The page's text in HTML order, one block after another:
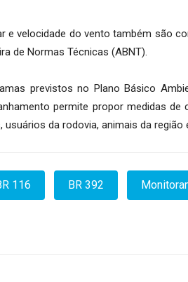
velocidade do vento também são
de Normas Técnicas (ABNT).
previstos no Plano Básico
permite propor medidas
da rodovia, animais da região
116 BR 392